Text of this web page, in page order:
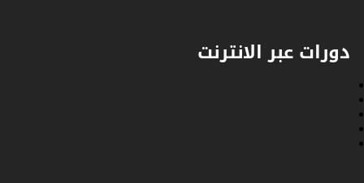
دورات عبر الانترنت